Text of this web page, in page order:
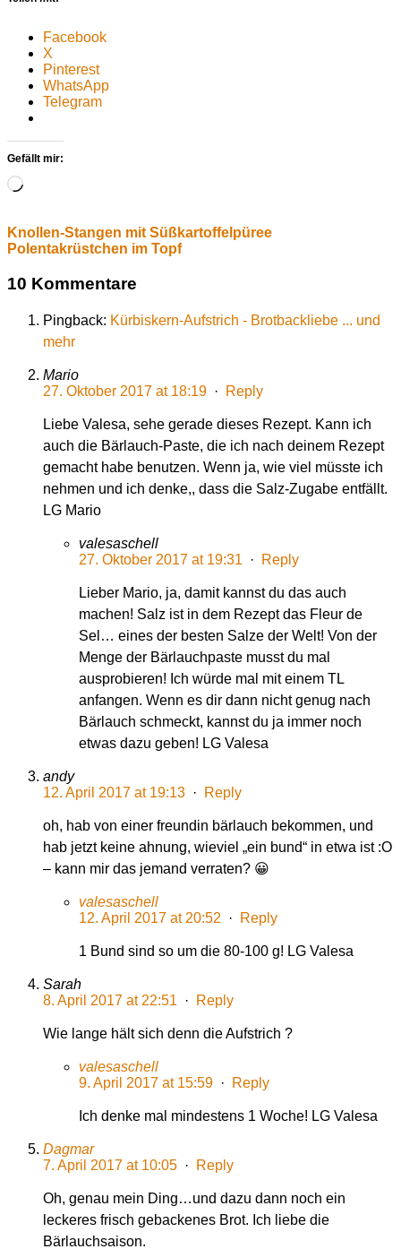
Facebook
X
Pinterest
WhatsApp
Telegram
Gefällt mir:
Wird
Knollen-Stangen mit Süßkartoffelpüree
Polentakrüstchen im Topf
10 Kommentare
Pingback: Kürbiskern-Aufstrich - Brotbackliebe ... und
mehr
Mario
27. Oktober 2017 at 18:19 · Reply
Liebe Valesa, sehe gerade dieses Rezept. Kann ich
auch die Bärlauch-Paste, die ich nach deinem Rezept
gemacht habe benutzen. Wenn ja, wie viel müsste ich
nehmen und ich denke,, dass die Salz-Zugabe entfällt.
LG Mario
valesaschell
27. Oktober 2017 at 19:31 · Reply
Lieber Mario, ja, damit kannst du das auch
machen! Salz ist in dem Rezept das Fleur de
Sel… eines der besten Salze der Welt! Von der
Menge der Bärlauchpaste musst du mal
ausprobieren! Ich würde mal mit einem TL
anfangen. Wenn es dir dann nicht genug nach
Bärlauch schmeckt, kannst du ja immer noch
etwas dazu geben! LG Valesa
andy
12. April 2017 at 19:13 · Reply
oh, hab von einer freundin bärlauch bekommen, und
hab jetzt keine ahnung, wieviel „ein bund“ in etwa ist :O
– kann mir das jemand verraten? 😀
valesaschell
12. April 2017 at 20:52 · Reply
1 Bund sind so um die 80-100 g! LG Valesa
Sarah
8. April 2017 at 22:51 · Reply
Wie lange hält sich denn die Aufstrich ?
valesaschell
9. April 2017 at 15:59 · Reply
Ich denke mal mindestens 1 Woche! LG Valesa
Dagmar
7. April 2017 at 10:05 · Reply
Oh, genau mein Ding…und dazu dann noch ein
leckeres frisch gebackenes Brot. Ich liebe die
Bärlauchsaison.